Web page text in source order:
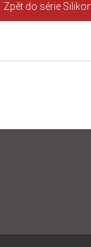
Zpět do série